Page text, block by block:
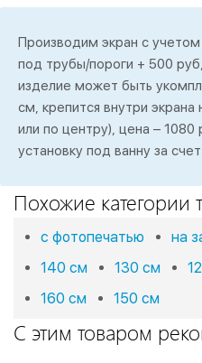
Производим экран с
под трубы/пороги + 500
изделие может быть
см, крепится внутри
или по центру), цена –
установку под ванну за
Похожие категории
с фотопечатью на
140 см
130 см
160 см
150 см
С этим товаром